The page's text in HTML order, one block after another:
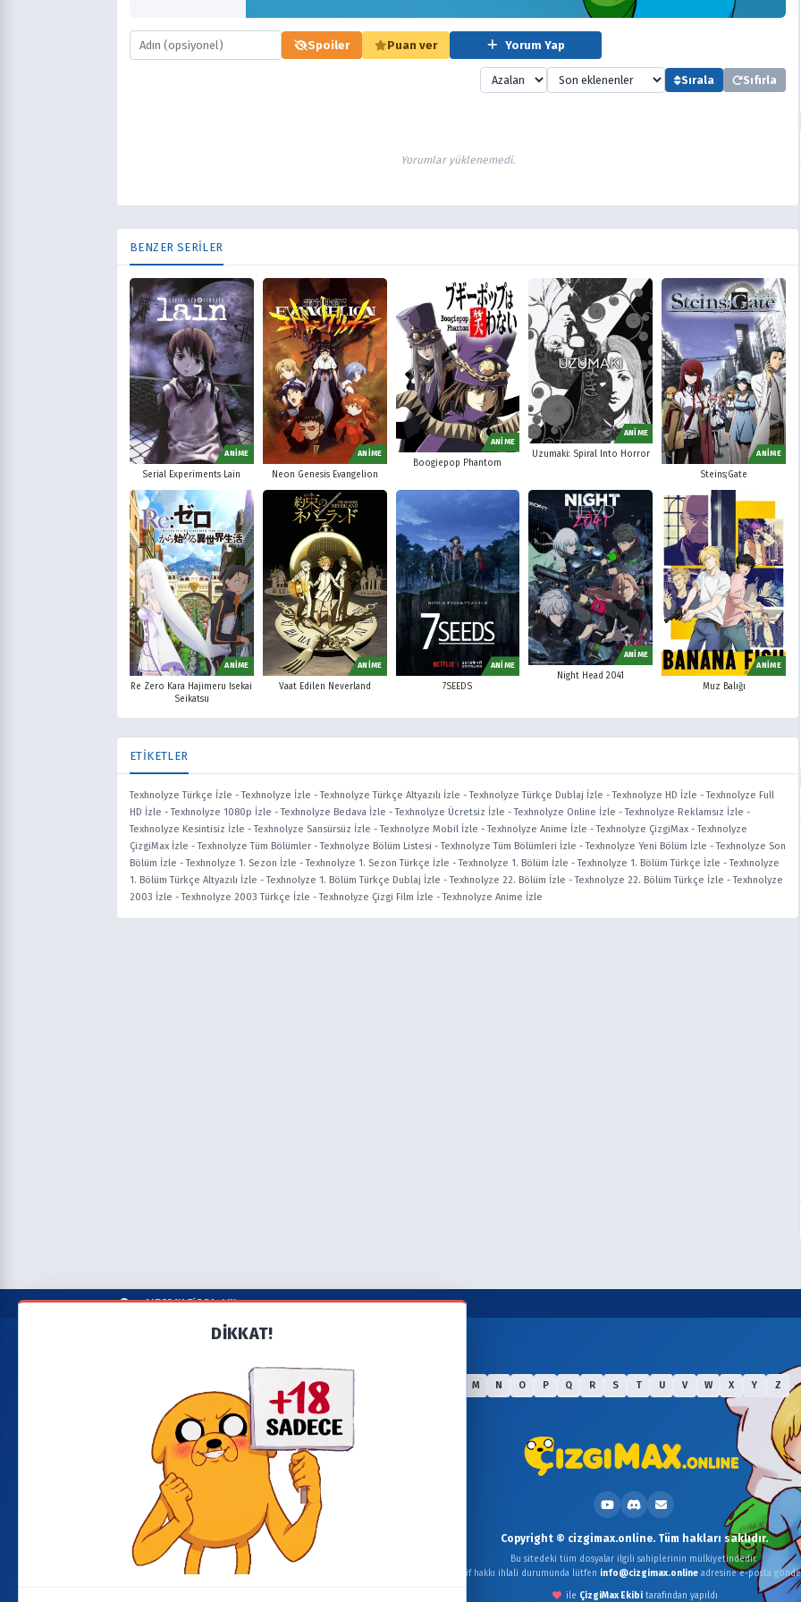
Spoiler Puan ver Yorum Yap
Sırala Sıfırla
Yorumlar yüklenemedi.
BENZER SERİLER
ANİME
Serial Experiments Lain
ANİME
Neon Genesis Evangelion
ANİME
Boogiepop Phantom
ANİME
Uzumaki: Spiral Into Horror ANİME
Steins;Gate
ANİME
Re Zero Kara Hajimeru Isekai
Seikatsu
ANİME
Vaat Edilen Neverland
ANİME
7SEEDS
ANİME
Night Head 2041
ANİME
Muz Balığı
ETİKETLER
Texhnolyze Türkçe İzle -Texhnolyze İzle -Texhnolyze Türkçe Altyazılı İzle -Texhnolyze Türkçe Dublaj İzle -Texhnolyze HD İzle -Texhnolyze Full
HD İzle -Texhnolyze 1080p İzle -Texhnolyze Bedava İzle -Texhnolyze Ücretsiz İzle -Texhnolyze Online İzle -Texhnolyze Reklamsız İzle -
Texhnolyze Kesintisiz İzle -Texhnolyze Sansürsüz İzle -Texhnolyze Mobil İzle -Texhnolyze Anime İzle -Texhnolyze ÇizgiMax -Texhnolyze
ÇizgiMax İzle -Texhnolyze Tüm Bölümler -Texhnolyze Bölüm Listesi -Texhnolyze Tüm Bölümleri İzle -Texhnolyze Yeni Bölüm İzle -Texhnolyze Son
Bölüm İzle -Texhnolyze 1. Sezon İzle -Texhnolyze 1. Sezon Türkçe İzle -Texhnolyze 1. Bölüm İzle -Texhnolyze 1. Bölüm Türkçe İzle -Texhnolyze
1. Bölüm Türkçe Altyazılı İzle -Texhnolyze 1. Bölüm Türkçe Dublaj İzle -Texhnolyze 22. Bölüm İzle -Texhnolyze 22. Bölüm Türkçe İzle -Texhnolyze
2003 İzle -Texhnolyze 2003 Türkçe İzle -Texhnolyze Çizgi Film İzle -Texhnolyze Anime İzle
DİKKAT!
ALTERNATİF BAŞLIK
F M N O P Q R S T U V W X Y Z
YARDIM
Bize Ulaşın
Şartlar & Koşullar &
Gizlilik & Çerez
Politikası
Dizi/Film Talebi
BAĞLANTI
Yeni Eklenenler
Son Bölümleri
Yüklenenler
Devam Eden Seriler
Takvim
Güncellemeler
Copyright © cizgimax.online. Tüm hakları saklıdır.
Bu sitedeki tüm dosyalar ilgili sahiplerinin mülkiyetindedir.
Telif hakkı ihlali durumunda lütfen info@cizgimax.onlineadresine e-posta
ile ÇizgiMax Ekibitarafından yapıldı